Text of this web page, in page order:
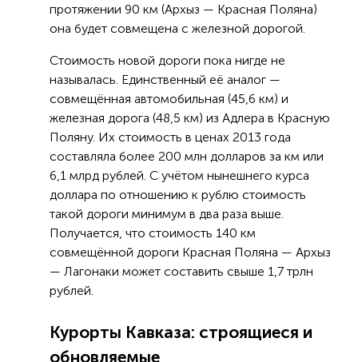
протяжении 90 км (Архыз — Красная Поляна)
она будет совмещена с железной дорогой.
Стоимость новой дороги пока нигде не
называлась. Единственный её аналог —
совмещённая автомобильная (45,6 км) и
железная дорога (48,5 км) из Адлера в Красную
Поляну. Их стоимость в ценах 2013 года
составляла более 200 млн долларов за км или
6,1 млрд рублей. С учётом нынешнего курса
доллара по отношению к рублю стоимость
такой дороги минимум в два раза выше.
Получается, что стоимость 140 км
совмещённой дороги Красная Поляна — Архыз
— Лагонаки может составить свыше 1,7 трлн
рублей.
Курорты Кавказа: строящиеся и
обновляемые